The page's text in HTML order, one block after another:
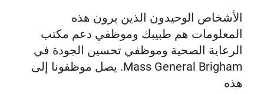
الأشخاص الوحيدون الذين يرون هذه
المعلومات هم طبيبك وموظفي دعم مكتب
الرعاية الصحية وموظفي تحسين الجودة في
Mass General Brigham. يصل موظفونا إلى
هذه